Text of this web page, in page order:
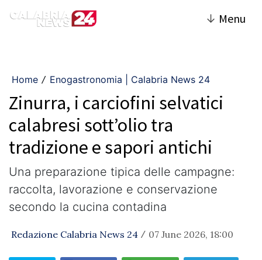
↓ Menu
Home / Enogastronomia | Calabria News 24
Zinurra, i carciofini selvatici
calabresi sott’olio tra
tradizione e sapori antichi
Una preparazione tipica delle campagne:
raccolta, lavorazione e conservazione
secondo la cucina contadina
Redazione Calabria News 24 / 07 June 2026, 18:00